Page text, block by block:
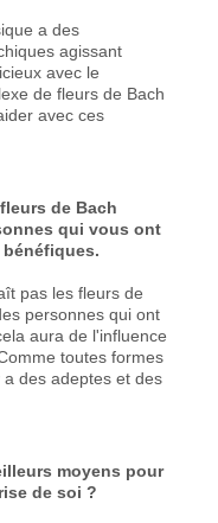
a des
agissant
avec le
de fleurs de Bach
avec ces
de Bach
qui vous ont
pas les fleurs de
personnes qui ont
aura de l'influence
toutes formes
des adeptes et des
moyens pour
de soi ?